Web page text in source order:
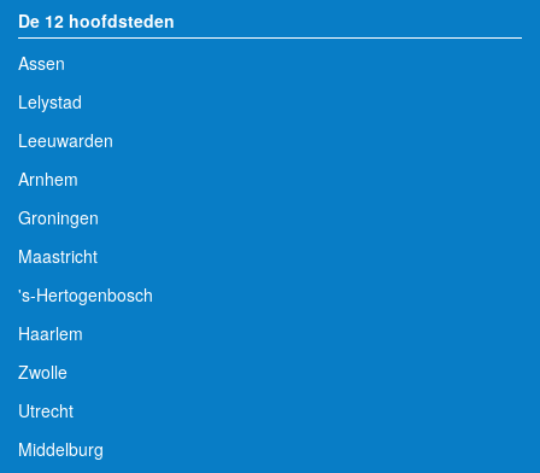
De 12 hoofdsteden
Assen
Lelystad
Leeuwarden
Arnhem
Groningen
Maastricht
's-Hertogenbosch
Haarlem
Zwolle
Utrecht
Middelburg